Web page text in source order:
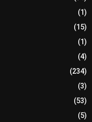
(1)
(15)
(1)
(4)
(234)
(3)
(53)
(5)